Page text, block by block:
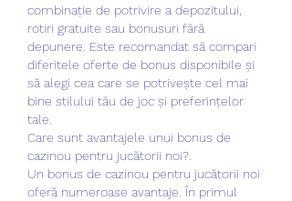
combinație de potrivire a depozitului,
rotiri gratuite sau bonusuri fără
depunere. Este recomandat să compari
diferitele oferte de bonus disponibile și
să alegi cea care se potrivește cel mai
bine stilului tău de joc și preferințelor
tale.
Care sunt avantajele unui bonus de
cazinou pentru jucătorii noi?.
Un bonus de cazinou pentru jucătorii noi
oferă numeroase avantaje. În primul